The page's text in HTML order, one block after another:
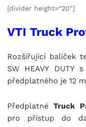
[divider height=“20″]
VTI Truck
Rozšiřující balíček
SW HEAVY DUTY
předplatného je 12
Předplatné Truck
pro přístup do